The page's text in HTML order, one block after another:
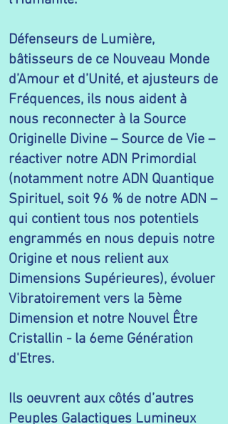
Défenseurs de Lumière,
bâtisseurs de ce Nouveau Monde
d’Amour et d’Unité, et ajusteurs de
Fréquences, ils nous aident à
nous reconnecter à la Source
Originelle Divine – Source de Vie –
réactiver notre ADN Primordial
(notamment notre ADN Quantique
Spirituel, soit 96 % de notre ADN –
qui contient tous nos potentiels
engrammés en nous depuis notre
Origine et nous relient aux
Dimensions Supérieures), évoluer
Vibratoirement vers la 5ème
Dimension et notre Nouvel Être
Cristallin - la 6eme Génération
d'Etres.
Ils oeuvrent aux côtés d’autres
Peuples Galactiques Lumineux